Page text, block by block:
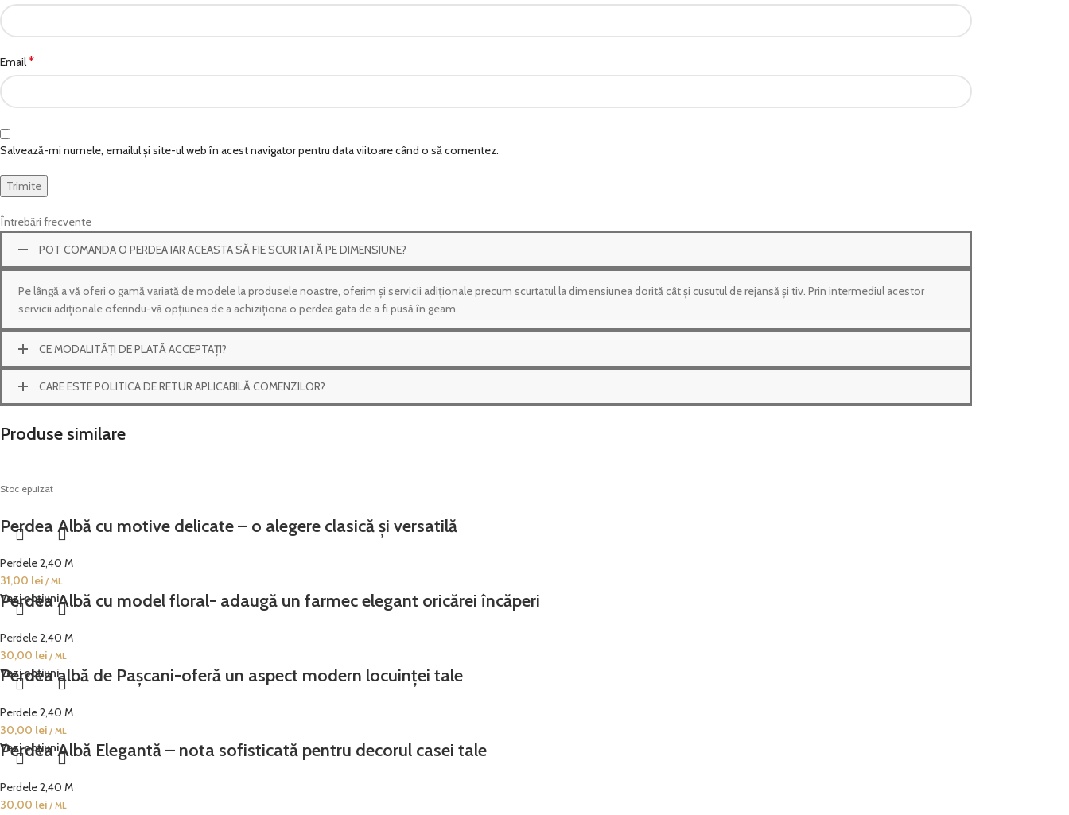
Email*
Salvează-mi numele, emailul și site-ul web în acest navigator pentru data viitoare când o să comentez.
Întrebări frecvente
POT COMANDA O PERDEA IAR ACEASTA SĂ FIE SCURTATĂ PE DIMENSIUNE?
Pe lângă a vă oferi o gamă variată de modele la produsele noastre, oferim și servicii adiționale precum scurtatul la dimensiunea dorită cât și cusutul de rejansă și tiv. Prin intermediul acestor
servicii adiționale oferindu-vă opțiunea de a achiziționa o perdea gata de a fi pusă în geam.
CE MODALITĂȚI DE PLATĂ ACCEPTAȚI?
CARE ESTE POLITICA DE RETUR APLICABILĂ COMENZILOR?
Produse similare
Stoc epuizat
Perdea Albă cu motive delicate – o alegere clasică și versatilă
Perdele 2,40 M
31,00 lei / ML
Vezi opțiuni
Perdea Albă cu model floral- adaugă un farmec elegant oricărei încăperi
Perdele 2,40 M
30,00 lei / ML
Vezi opțiuni
Perdea albă de Pașcani-oferă un aspect modern locuinței tale
Perdele 2,40 M
30,00 lei / ML
Vezi opțiuni
Perdea Albă Elegantă – nota sofisticată pentru decorul casei tale
Perdele 2,40 M
30,00 lei / ML